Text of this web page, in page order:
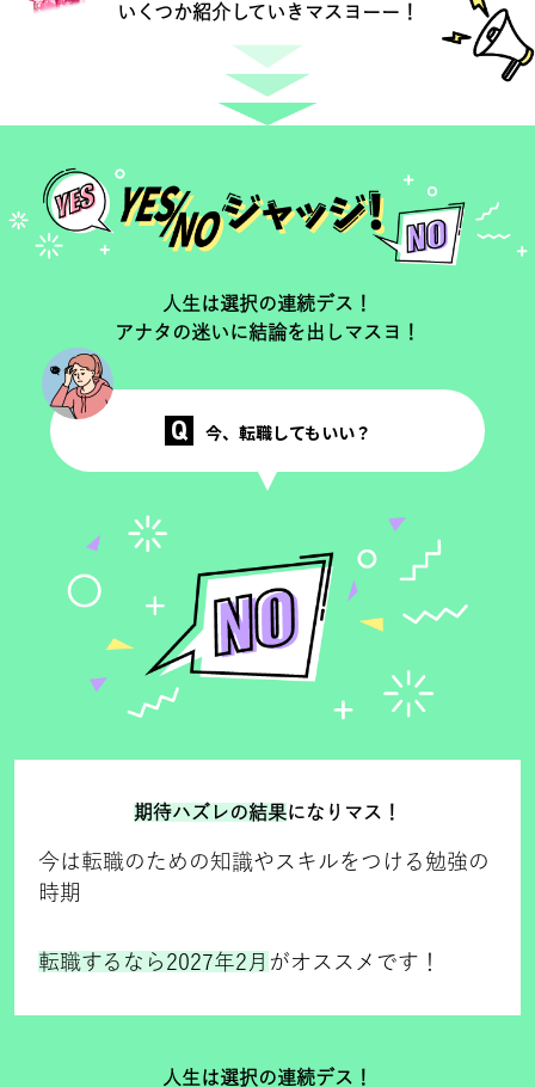
いくつか紹介していきマスヨーー！
人生は選択の連続デス！
アナタの迷いに結論を出しマスヨ！
Q 今、転職してもいい？
期待ハズレの結果になりマス！
今は転職のための知識やスキルをつける勉強の
時期
転職するなら2027年2月 がオススメです！
人生は選択の連続デス！